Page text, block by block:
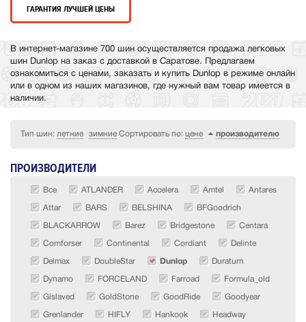
ГАРАНТИЯ ЛУЧШЕЙ ЦЕНЫ
В интернет-магазине 700 шин осуществляется продажа легковых
шин Dunlop на заказ с доставкой в Саратове. Предлагаем
ознакомиться с ценами, заказать и купить Dunlop в режиме онлайн
или в одном из наших магазинов, где нужный вам товар имеется в
наличии.
Тип шин: летние зимние Сортировать по: цене производителю
ПРОИЗВОДИТЕЛИ
Все ATLANDER Accelera Amtel Antares
Attar BARS BELSHINA BFGoodrich
BLACKARROW Barez Bridgestone Centara
Comforser Continental Cordiant Delinte
Delmax DoubleStar Dunlop Duraturn
Dynamo FORCELAND Farroad Formula_old
Gislaved GoldStone GoodRide Goodyear
Grenlander HIFLY Hankook Headway